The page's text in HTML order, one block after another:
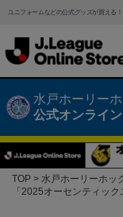
ユニフォームなどの公式グッズが買える！
水戸ホーリー
公式オンライ
TOP
水戸ホーリーホッ
「2025オーセンティッ